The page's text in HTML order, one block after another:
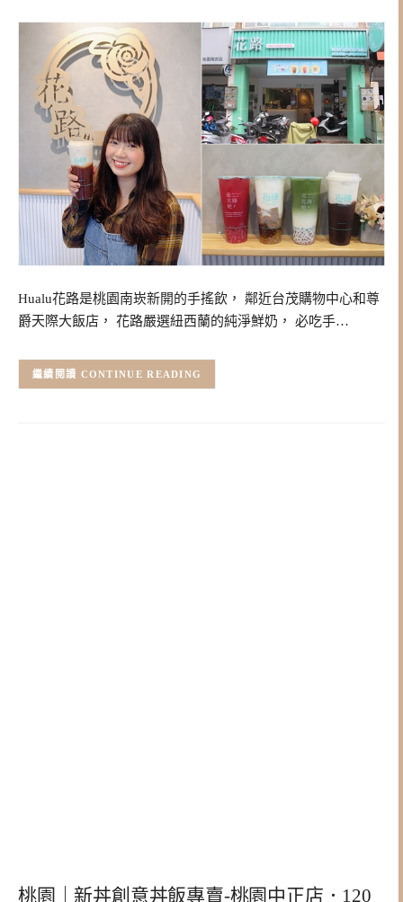
Hualu花路是桃園南崁新開的手搖飲， 鄰近台茂購物中心和尊
爵天際大飯店， 花路嚴選紐西蘭的純淨鮮奶， 必吃手…
CONTINUE READING
桃園｜新丼創意丼飯專賣-桃園中正店．120